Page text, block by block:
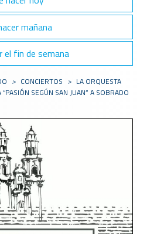
mañana
el fin de semana
> CONCIERTOS > LA ORQUESTA
SEGÚN SAN JUAN” A SOBRADO